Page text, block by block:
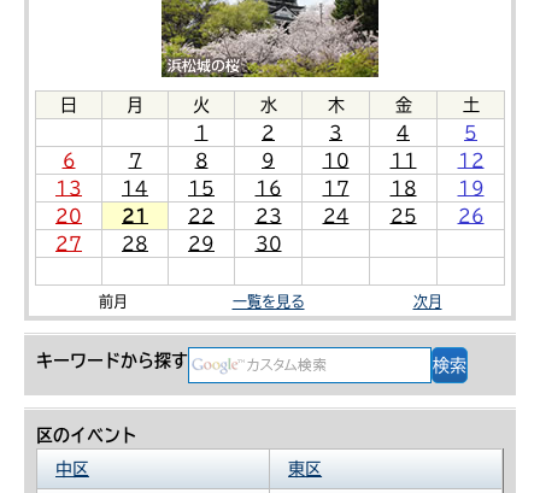
日 月 火 水 木 金
土
1
2 3 4
5
6
7 8 9 10 11
12
13
14 15 16 17 18
19
20
21 22 23 24 25
26
27
28 29 30
前月 一覧を見る 次月
キーワードから探す
区のイベント
中区
東区